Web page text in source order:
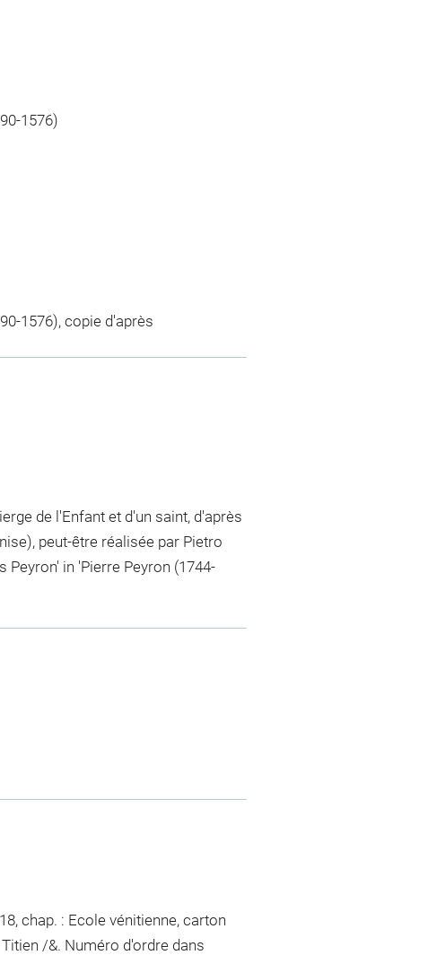
1576)
1576), copie d'après
de l'Enfant et d'un saint, d'après
peut-être réalisée par Pietro
Peyron' in 'Pierre Peyron (1744-
chap. : Ecole vénitienne, carton
/&. Numéro d'ordre dans